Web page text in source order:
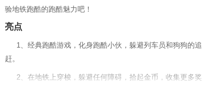
验地铁跑酷的跑酷魅力吧！
亮点
1、经典跑酷游戏，化身跑酷小伙，躲避列车员和狗狗的追
赶。
2、在地铁上穿梭，躲避任何障碍，拾起金币，收集更多奖